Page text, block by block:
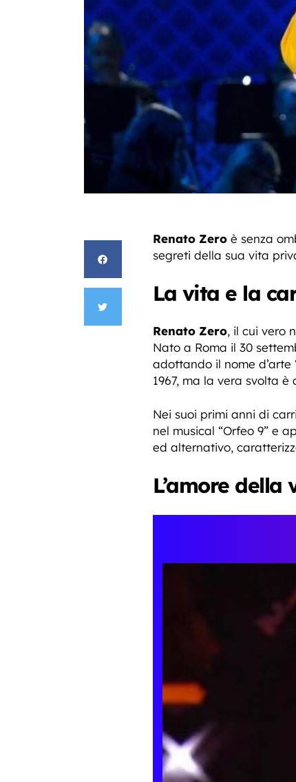
Renato Zero è senza
segreti della sua vita
La vita e la
Renato Zero, il cui vero
Nato a Roma il 30
adottando il nome
1967, ma la vera svolta è
Nei suoi primi anni di
nel musical “Orfeo 9” e
ed alternativo,
L’amore